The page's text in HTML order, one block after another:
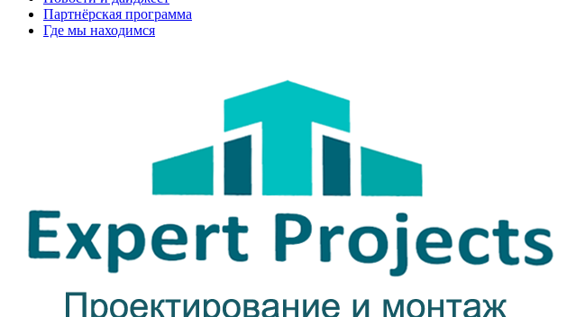
Партнёрская программа
Где мы находимся